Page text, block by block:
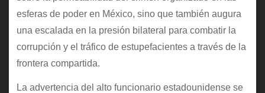
esferas de poder en México, sino que también augura
una escalada en la presión bilateral para combatir la
corrupción y el tráfico de estupefacientes a través de la
frontera compartida.
La advertencia del alto funcionario estadounidense se